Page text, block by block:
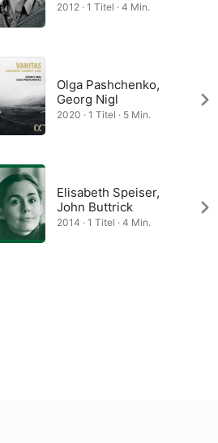
2012 · 1 Titel · 4 Min.
Olga Pashchenko,
Georg Nigl
2020 · 1 Titel · 5 Min.
Elisabeth Speiser,
John Buttrick
2014 · 1 Titel · 4 Min.